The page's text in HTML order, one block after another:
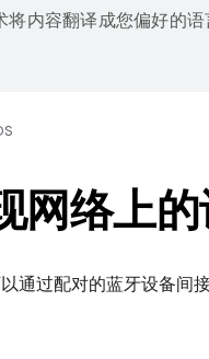
内容翻译成您偏好的语
网络上
通过配对的蓝牙设备间